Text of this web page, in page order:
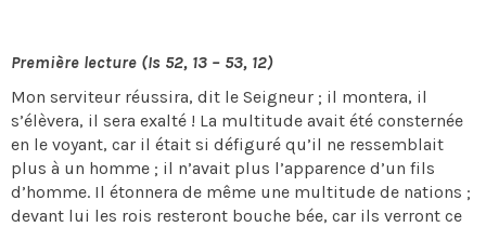
Première lecture (Is 52, 13 – 53, 12)
Mon serviteur réussira, dit le Seigneur ; il montera, il
s’élèvera, il sera exalté ! La multitude avait été consternée
en le voyant, car il était si défiguré qu’il ne ressemblait
plus à un homme ; il n’avait plus l’apparence d’un fils
d’homme. Il étonnera de même une multitude de nations ;
devant lui les rois resteront bouche bée, car ils verront ce